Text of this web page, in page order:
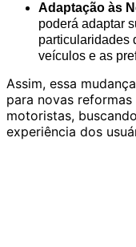
Adaptação às
poderá adaptar
particularidades
veículos e as
Assim, essa
para novas
motoristas,
experiência dos